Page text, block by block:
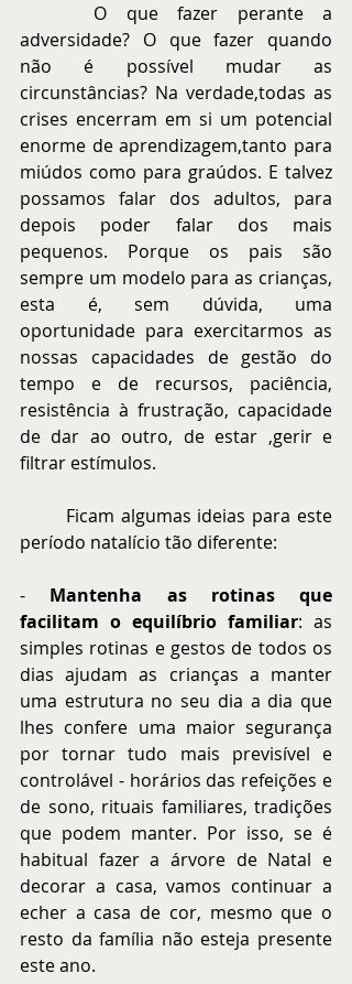
adversidade? O que fazer quando
não é possível mudar as
circunstâncias? Na verdade,todas as
crises encerram em si um potencial
enorme de aprendizagem,tanto para
miúdos como para graúdos. E talvez
possamos falar dos adultos, para
depois poder falar dos mais
pequenos. Porque os pais são
sempre um modelo para as crianças,
esta é, sem dúvida, uma
oportunidade para exercitarmos as
nossas capacidades de gestão do
tempo e de recursos, paciência,
resistência à frustração, capacidade
de dar ao outro, de estar ,gerir e
filtrar estímulos.
período natalício tão diferente:
- Mantenha as rotinas que
facilitam o equilíbrio familiar: as
simples rotinas e gestos de todos os
dias ajudam as crianças a manter
uma estrutura no seu dia a dia que
lhes confere uma maior segurança
por tornar tudo mais previsível e
controlável - horários das refeições e
de sono, rituais familiares, tradições
que podem manter. Por isso, se é
habitual fazer a árvore de Natal e
decorar a casa, vamos continuar a
echer a casa de cor, mesmo que o
resto da família não esteja presente
este ano.